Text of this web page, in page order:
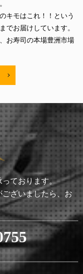
キモはこれ！！という
でお届けしています。
お寿司の本場豊洲市場
っております。
ざいましたら、お